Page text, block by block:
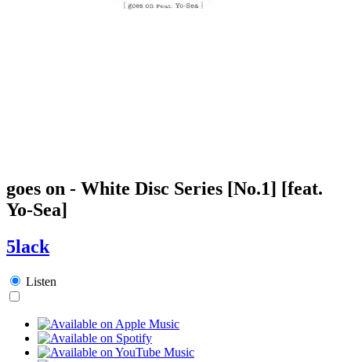
goes on - White Disc Series [No.1] [feat.
Yo-Sea]
5lack
Listen